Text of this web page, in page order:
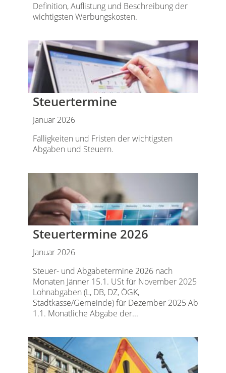
Definition, Auflistung und Beschreibung der
wichtigsten Werbungskosten.
Steuertermine
Januar 2026
Fälligkeiten und Fristen der wichtigsten
Abgaben und Steuern.
Steuertermine 2026
Januar 2026
Steuer- und Abgabetermine 2026 nach
Monaten Jänner 15.1. USt für November 2025
Lohnabgaben (L, DB, DZ, ÖGK,
Stadtkasse/Gemeinde) für Dezember 2025 Ab
1.1. Monatliche Abgabe der...